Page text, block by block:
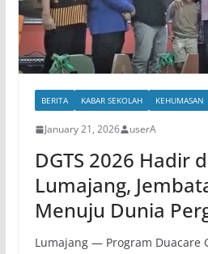
BERITA KABAR SEKOLAH KEHUMASAN
January 21, 2026 userA
DGTS 2026 Hadir
Lumajang,
Menuju Dunia
Lumajang — Program Duacare